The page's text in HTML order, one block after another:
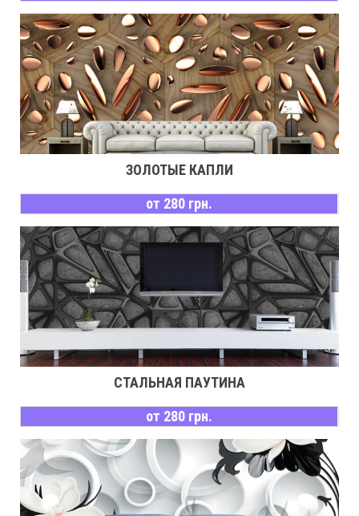
ЗОЛОТЫЕ КАПЛИ
от 280 грн.
СТАЛЬНАЯ ПАУТИНА
от 280 грн.